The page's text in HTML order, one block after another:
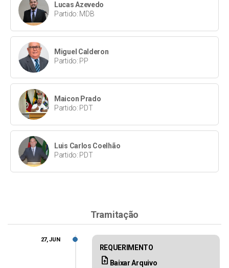
Lucas Azevedo
Partido: MDB
Miguel Calderon
Partido: PP
Maicon Prado
Partido: PDT
Luis Carlos Coelhão
Partido: PDT
Tramitação
REQUERIMENTO
upload_file Baixar Arquivo
27, JUN